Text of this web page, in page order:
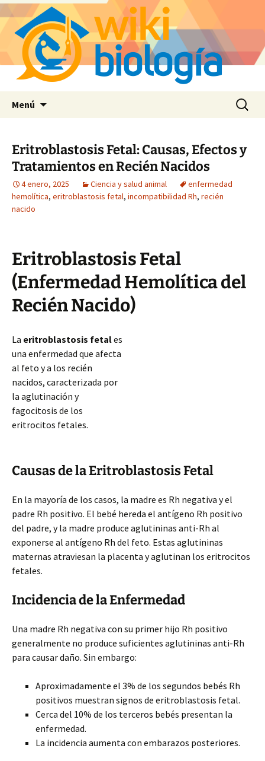
Menú Buscar:
Eritroblastosis Fetal: Causas, Efectos y
Tratamientos en Recién Nacidos
4 enero, 2025 Ciencia y salud animal
enfermedad
hemolítica, eritroblastosis fetal, incompatibilidad Rh, recién
nacido
Eritroblastosis Fetal
(Enfermedad Hemolítica del
Recién Nacido)
La eritroblastosis fetales
una enfermedad que afecta
al feto y a los recién
nacidos, caracterizada por
la aglutinación y
fagocitosis de los
eritrocitos fetales.
Causas de la Eritroblastosis Fetal
En la mayoría de los casos, la madre es Rh negativa y el
padre Rh positivo. El bebé hereda el antígeno Rh positivo
del padre, y la madre produce aglutininas anti-Rh al
exponerse al antígeno Rh del feto. Estas aglutininas
maternas atraviesan la placenta y aglutinan los eritrocitos
fetales.
Incidencia de la Enfermedad
Una madre Rh negativa con su primer hijo Rh positivo
generalmente no produce suficientes aglutininas anti-Rh
para causar daño. Sin embargo:
Aproximadamente el 3% de los segundos bebés Rh
positivos muestran signos de eritroblastosis fetal.
Cerca del 10% de los terceros bebés presentan la
enfermedad.
La incidencia aumenta con embarazos posteriores.